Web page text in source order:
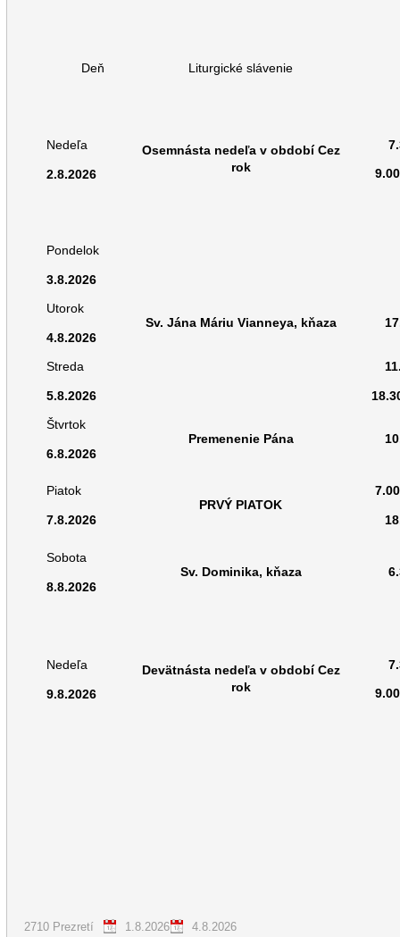
Deň Liturgické slávenie
Nedeľa
2.8.2026
Osemnásta nedeľa v období Cez
rok
Pondelok
3.8.2026
Utorok
4.8.2026
Sv. Jána Máriu Vianneya, kňaza
Streda
5.8.2026
Štvrtok
6.8.2026
Premenenie Pána
Piatok
7.8.2026
PRVÝ PIATOK
Sobota
8.8.2026
Sv. Dominika, kňaza
Nedeľa
9.8.2026
Devätnásta nedeľa v období Cez
rok
2710 Prezretí 1.8.2026 4.8.2026